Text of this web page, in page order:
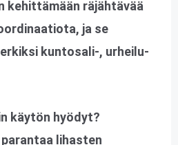
kehittämään räjähtävää
ja se
kuntosali-, urheilu-
käytön hyödyt?
lihasten